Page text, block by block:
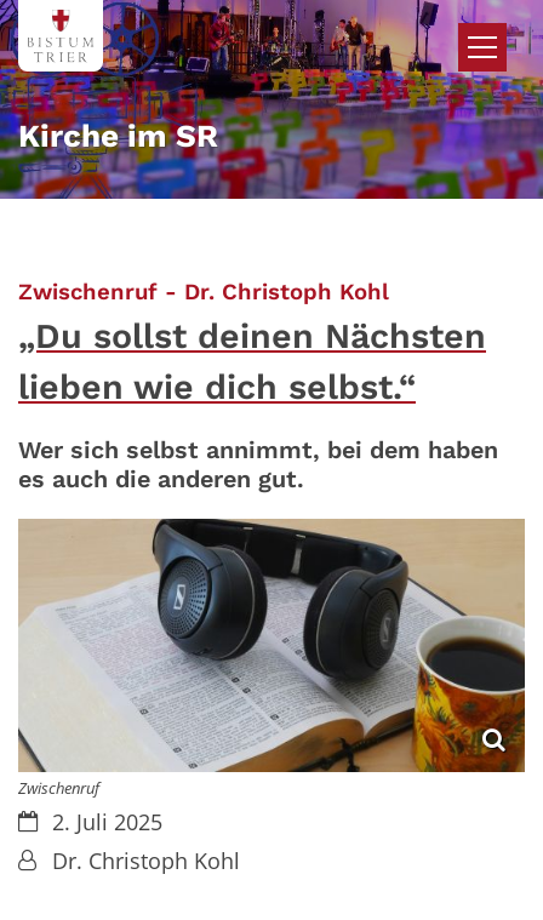
Zum Inhalt springen
Kirche im SR
Zwischenruf - Dr. Christoph Kohl:
„Du sollst deinen Nächsten
lieben wie dich selbst.“
Wer sich selbst annimmt, bei dem haben
es auch die anderen gut.
Zwischenruf
Datum:2. Juli 2025
Von:Dr. Christoph Kohl